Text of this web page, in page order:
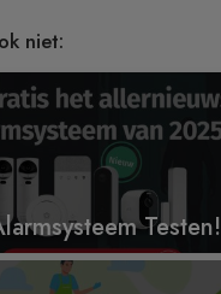
niet:
Testen!